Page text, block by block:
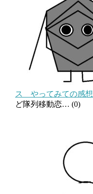
ス やってみての感想
ど隊列移動恋… (0)